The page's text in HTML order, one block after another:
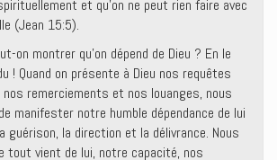
et qu’on ne peut rien faire avec
(Jean 15:5).
on montrer qu’on dépend de Dieu ? En le
! Quand on présente à Dieu nos requêtes
nos remerciements et nos louanges, nous
manifester notre humble dépendance de lui
guérison, la direction et la délivrance. Nous
tout vient de lui, notre capacité, nos